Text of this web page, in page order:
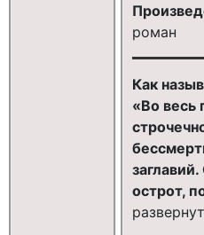
роман
Как
«Во весь
острот,